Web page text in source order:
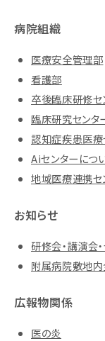
病院組織
医療安全管理部
看護部
卒後臨床研修セ
臨床研究センタ
認知症疾患医療
Aiセンターにつ
地域医療連携セ
お知らせ
研修会・講演会
附属病院敷地
広報物関係
医の炎